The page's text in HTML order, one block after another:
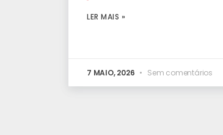
LER MAIS »
7 MAIO, 2026 Sem comentários